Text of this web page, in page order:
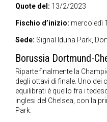
Quote del: 13/2/2023
Fischio d’inizio: mercoledì
Sede: Signal Iduna Park,
Borussia Dortmund-
Riparte finalmente la
degli ottavi di finale. Uno
equilibrati è quello fra i
inglesi del Chelsea, con la
Park.